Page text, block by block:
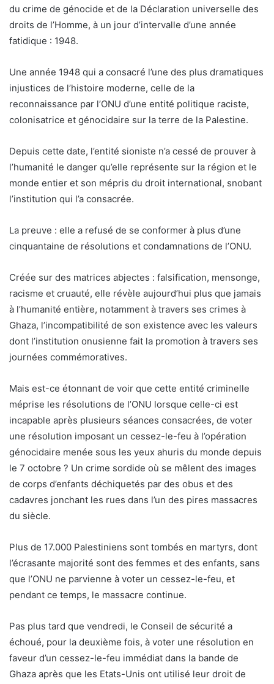
du crime de génocide et de la Déclaration universelle des
droits de l’Homme, à un jour d’intervalle d’une année
fatidique : 1948.
Une année 1948 qui a consacré l’une des plus dramatiques
injustices de l’histoire moderne, celle de la
reconnaissance par l’ONU d’une entité politique raciste,
colonisatrice et génocidaire sur la terre de la Palestine.
Depuis cette date, l’entité sioniste n’a cessé de prouver à
l’humanité le danger qu’elle représente sur la région et le
monde entier et son mépris du droit international, snobant
l’institution qui l’a consacrée.
La preuve : elle a refusé de se conformer à plus d’une
cinquantaine de résolutions et condamnations de l’ONU.
Créée sur des matrices abjectes : falsification, mensonge,
racisme et cruauté, elle révèle aujourd’hui plus que jamais
à l’humanité entière, notamment à travers ses crimes à
Ghaza, l’incompatibilité de son existence avec les valeurs
dont l’institution onusienne fait la promotion à travers ses
journées commémoratives.
Mais est-ce étonnant de voir que cette entité criminelle
méprise les résolutions de l’ONU lorsque celle-ci est
incapable après plusieurs séances consacrées, de voter
une résolution imposant un cessez-le-feu à l’opération
génocidaire menée sous les yeux ahuris du monde depuis
le 7 octobre ? Un crime sordide où se mêlent des images
de corps d’enfants déchiquetés par des obus et des
cadavres jonchant les rues dans l’un des pires massacres
du siècle.
Plus de 17.000 Palestiniens sont tombés en martyrs, dont
l’écrasante majorité sont des femmes et des enfants, sans
que l’ONU ne parvienne à voter un cessez-le-feu, et
pendant ce temps, le massacre continue.
Pas plus tard que vendredi, le Conseil de sécurité a
échoué, pour la deuxième fois, à voter une résolution en
faveur d’un cessez-le-feu immédiat dans la bande de
Ghaza après que les Etats-Unis ont utilisé leur droit de